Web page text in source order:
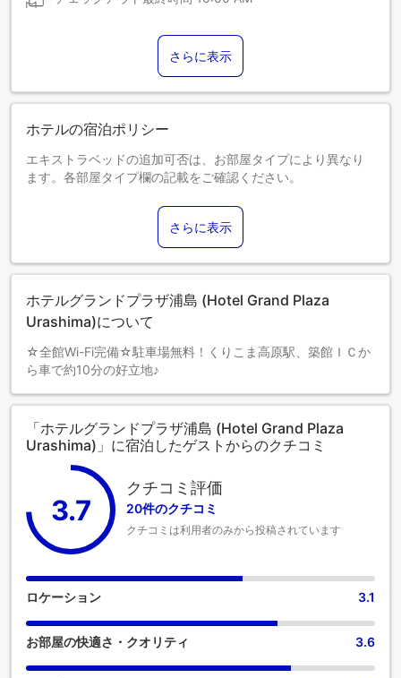
さらに表示
ホテルの宿泊ポリシー
エキストラベッドの追加可否は、お部屋タイプにより異なり
ます。各部屋タイプ欄の記載をご確認ください。
さらに表示
ホテルグランドプラザ浦島 (Hotel Grand Plaza
Urashima)について
☆全館Wi-Fi完備☆駐車場無料！くりこま高原駅、築館ＩＣか
ら車で約10分の好立地♪
「ホテルグランドプラザ浦島 (Hotel Grand Plaza
Urashima)」に宿泊したゲストからのクチコミ
3.7
クチコミ評価
20件のクチコミ
クチコミは利用者のみから投稿されています
ロケーション 3.1
お部屋の快適さ・クオリティ 3.6